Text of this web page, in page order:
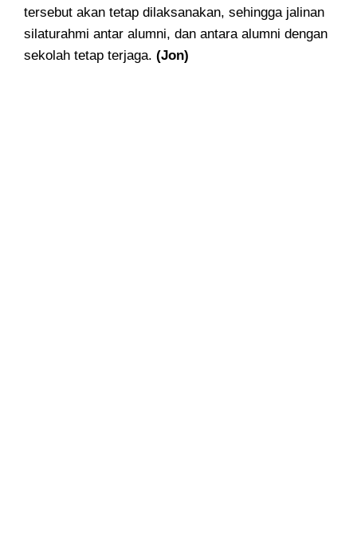
tersebut akan tetap dilaksanakan, sehingga jalinan
silaturahmi antar alumni, dan antara alumni dengan
sekolah tetap terjaga. (Jon)